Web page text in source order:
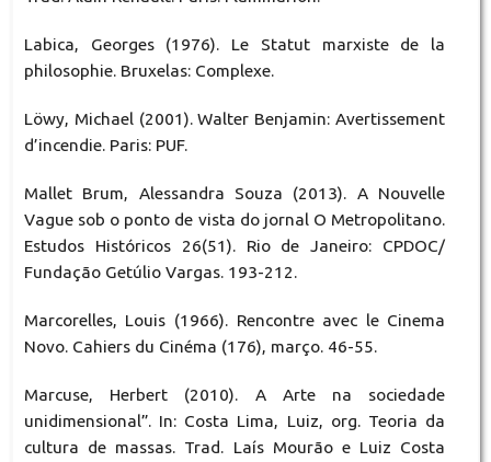
Labica, Georges (1976). Le Statut marxiste de la
philosophie. Bruxelas: Complexe.
Löwy, Michael (2001). Walter Benjamin: Avertissement
d’incendie. Paris: PUF.
Mallet Brum, Alessandra Souza (2013). A Nouvelle
Vague sob o ponto de vista do jornal O Metropolitano.
Estudos Históricos 26(51). Rio de Janeiro: CPDOC/
Fundação Getúlio Vargas. 193-212.
Marcorelles, Louis (1966). Rencontre avec le Cinema
Novo. Cahiers du Cinéma (176), março. 46-55.
Marcuse, Herbert (2010). A Arte na sociedade
unidimensional”. In: Costa Lima, Luiz, org. Teoria da
cultura de massas. Trad. Laís Mourão e Luiz Costa